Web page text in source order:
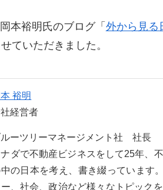
本裕明氏のブログ「 外から見る
ていただきました。
裕明
経営者
ルーツリーマネージメント社 社長
ナダで不動産ビジネスをして25年、
の日本を考え、書き綴っています
、社会、政治など様々なトピック